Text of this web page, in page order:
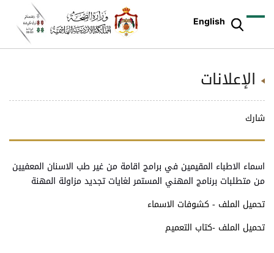
English
الإعلانات
شارك
اسماء الاطباء المقيمين في برامج اقامة من غير طب الاسنان المعفيين
من متطلبات برنامج المهني المستمر لغايات تجديد مزاولة المهنة
تحميل الملف - كشوفات الاسماء
تحميل الملف -كتاب التعميم